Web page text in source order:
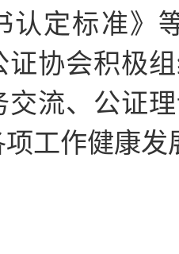
认定标准》
证协会积极
交流、公证
工作健康发